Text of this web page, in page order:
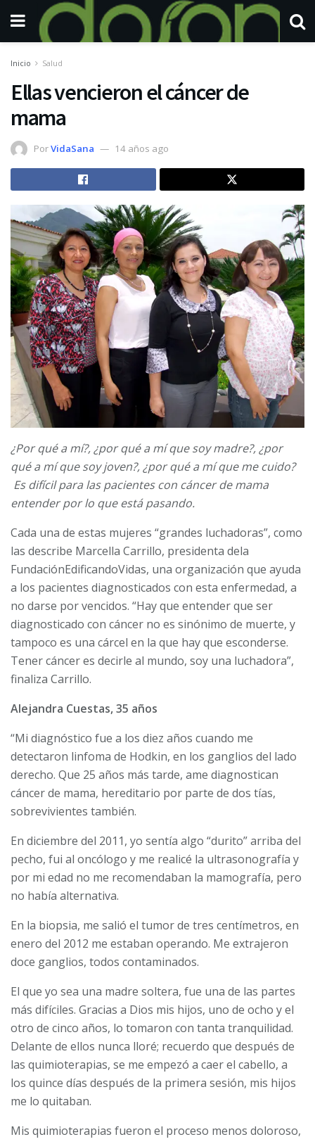
Inicio Salud
Ellas vencieron el cáncer de
mama
PorVidaSana 14 años ago
¿Por qué a mí?, ¿por qué a mí que soy madre?, ¿por
qué a mí que soy joven?, ¿por qué a mí que me cuido?
Es difícil para las pacientes con cáncer de mama
entender por lo que está pasando.
Cada una de estas mujeres “grandes luchadoras”, como
las describe Marcella Carrillo, presidenta dela
FundaciónEdificandoVidas, una organización que ayuda
a los pacientes diagnosticados con esta enfermedad, a
no darse por vencidos. “Hay que entender que ser
diagnosticado con cáncer no es sinónimo de muerte, y
tampoco es una cárcel en la que hay que esconderse.
Tener cáncer es decirle al mundo, soy una luchadora”,
finaliza Carrillo.
Alejandra Cuestas, 35 años
“Mi diagnóstico fue a los diez años cuando me
detectaron linfoma de Hodkin, en los ganglios del lado
derecho. Que 25 años más tarde, ame diagnostican
cáncer de mama, hereditario por parte de dos tías,
sobrevivientes también.
En diciembre del 2011, yo sentía algo “durito” arriba del
pecho, fui al oncólogo y me realicé la ultrasonografía y
por mi edad no me recomendaban la mamografía, pero
no había alternativa.
En la biopsia, me salió el tumor de tres centímetros, en
enero del 2012 me estaban operando. Me extrajeron
doce ganglios, todos contaminados.
El que yo sea una madre soltera, fue una de las partes
más difíciles. Gracias a Dios mis hijos, uno de ocho y el
otro de cinco años, lo tomaron con tanta tranquilidad.
Delante de ellos nunca lloré; recuerdo que después de
las quimioterapias, se me empezó a caer el cabello, a
los quince días después de la primera sesión, mis hijos
me lo quitaban.
Mis quimioterapias fueron el proceso menos doloroso,